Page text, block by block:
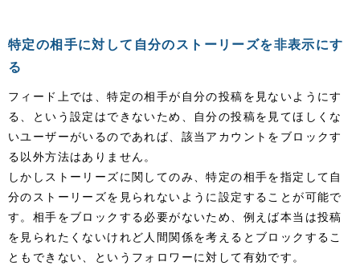
特定の相手に対して自分のストーリーズを非表示にす
る
フィード上では、特定の相手が自分の投稿を見ないようにす
る、という設定はできないため、自分の投稿を見てほしくな
いユーザーがいるのであれば、該当アカウントをブロックす
る以外方法はありません。
しかしストーリーズに関してのみ、特定の相手を指定して自
分のストーリーズを見られないように設定することが可能で
す。相手をブロックする必要がないため、例えば本当は投稿
を見られたくないけれど人間関係を考えるとブロックするこ
ともできない、というフォロワーに対して有効です。